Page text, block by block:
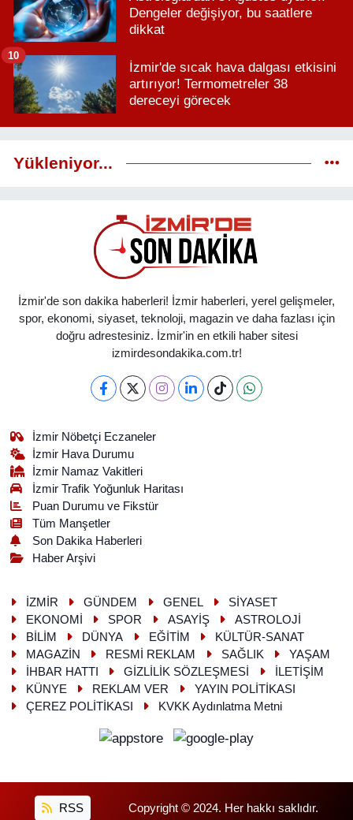
Dengeler değişiyor, bu saatlere
dikkat
İzmir'de sıcak hava dalgası etkisini
artırıyor! Termometreler 38
dereceyi görecek
10
Yükleniyor...
İzmir'de son dakika haberleri! İzmir haberleri, yerel gelişmeler,
spor, ekonomi, siyaset, teknoloji, magazin ve daha fazlası için
doğru adrestesiniz. İzmir'in en etkili haber sitesi
izmirdesondakika.com.tr!
İzmir Nöbetçi Eczaneler
İzmir Hava Durumu
İzmir Namaz Vakitleri
İzmir Trafik Yoğunluk Haritası
Puan Durumu ve Fikstür
Tüm Manşetler
Son Dakika Haberleri
Haber Arşivi
İZMİR GÜNDEM GENEL
SİYASET
EKONOMİ
SPOR ASAYİŞ
ASTROLOJİ
BİLİM
DÜNYA EĞİTİM
KÜLTÜR-SANAT
MAGAZİN
RESMİ REKLAM SAĞLIK
YAŞAM
İHBAR HATTI
GİZLİLİK SÖZLEŞMESİ
İLETİŞİM
KÜNYE
REKLAM VER
YAYIN POLİTİKASI
ÇEREZ POLİTİKASI
KVKK Aydınlatma Metni
RSS Copyright © 2024. Her hakkı saklıdır.